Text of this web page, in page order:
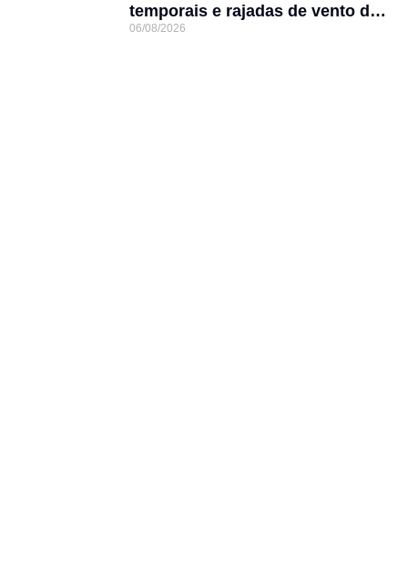
temporais e rajadas de vento de
até 70 km/h em Joinville
06/08/2026